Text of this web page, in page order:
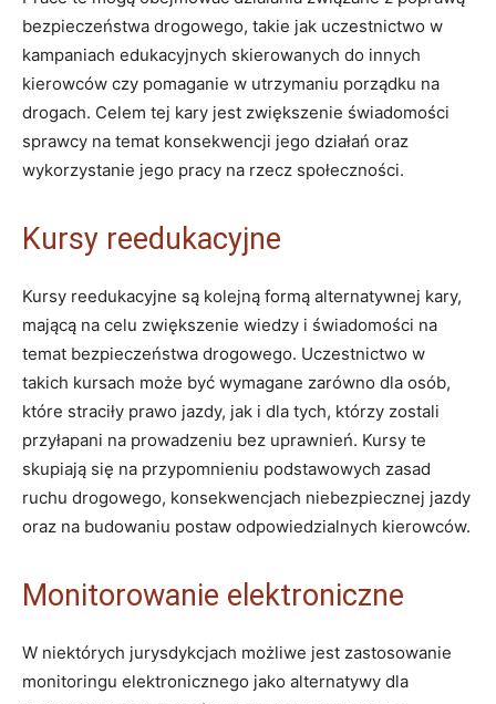
bezpieczeństwa drogowego, takie jak uczestnictwo w
kampaniach edukacyjnych skierowanych do innych
kierowców czy pomaganie w utrzymaniu porządku na
drogach. Celem tej kary jest zwiększenie świadomości
sprawcy na temat konsekwencji jego działań oraz
wykorzystanie jego pracy na rzecz społeczności.
Kursy reedukacyjne
Kursy reedukacyjne są kolejną formą alternatywnej kary,
mającą na celu zwiększenie wiedzy i świadomości na
temat bezpieczeństwa drogowego. Uczestnictwo w
takich kursach może być wymagane zarówno dla osób,
które straciły prawo jazdy, jak i dla tych, którzy zostali
przyłapani na prowadzeniu bez uprawnień. Kursy te
skupiają się na przypomnieniu podstawowych zasad
ruchu drogowego, konsekwencjach niebezpiecznej jazdy
oraz na budowaniu postaw odpowiedzialnych kierowców.
Monitorowanie elektroniczne
W niektórych jurysdykcjach możliwe jest zastosowanie
monitoringu elektronicznego jako alternatywy dla